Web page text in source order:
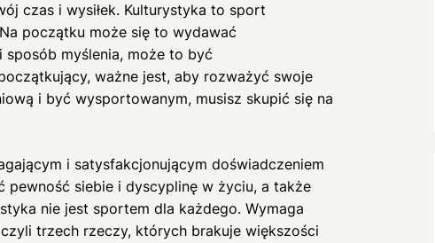
czas i wysiłek. Kulturystyka to sport
początku może się to wydawać
sposób myślenia, może to być
ważne jest, aby rozważyć swoje
i być wysportowanym, musisz skupić się na
i satysfakcjonującym doświadczeniem
siebie i dyscyplinę w życiu, a także
nie jest sportem dla każdego. Wymaga
trzech rzeczy, których brakuje większości